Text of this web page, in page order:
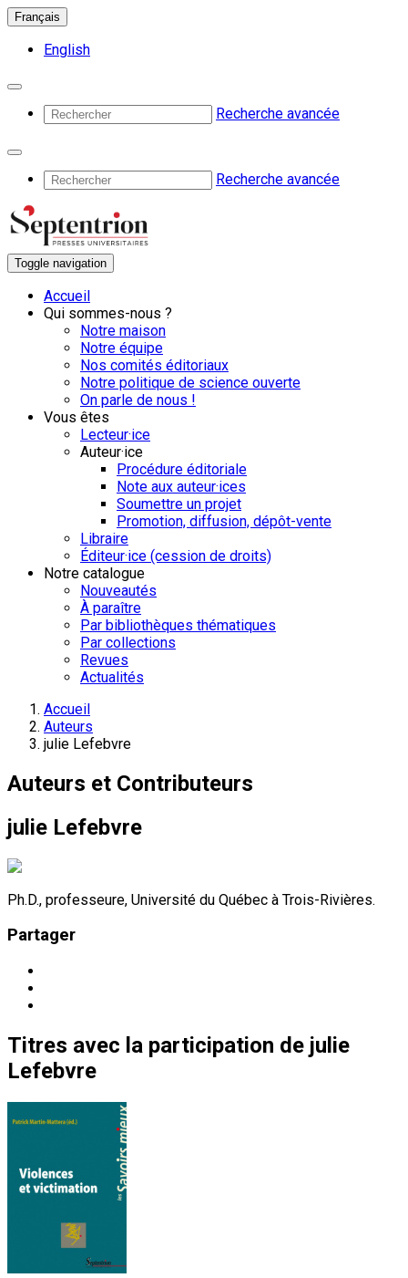
Français
English
Recherche avancée
Recherche avancée
Toggle navigation
Accueil
Qui sommes-nous ?
Notre maison
Notre équipe
Nos comités éditoriaux
Notre politique de science ouverte
On parle de nous !
Vous êtes
Lecteur·ice
Auteur·ice
Procédure éditoriale
Note aux auteur·ices
Soumettre un projet
Promotion, diffusion, dépôt-vente
Libraire
Éditeur·ice (cession de droits)
Notre catalogue
Nouveautés
À paraître
Par bibliothèques thématiques
Par collections
Revues
Actualités
Accueil
Auteurs
julie Lefebvre
Auteurs et Contributeurs
julie Lefebvre
Ph.D., professeure, Université du Québec à Trois-Rivières.
Partager
Titres avec la participation de julie
Lefebvre